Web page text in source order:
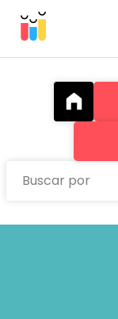
Buscar por